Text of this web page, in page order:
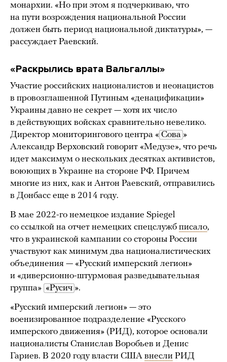
монархии. «Но при этом я подчеркиваю, что
на пути возрождения национальной России
должен быть период национальной диктатуры», —
рассуждает Раевский.
«Раскрылись врата Вальгаллы»
Участие российских националистов и неонацистов
в провозглашенной Путиным «денацификации»
Украины давно не секрет — хотя их число
в действующих войсках сравнительно невелико.
Директор мониторингового центра « Сова »
Александр Верховский говорит «Медузе», что речь
идет максимум о нескольких десятках активистов,
воюющих в Украине на стороне РФ. Причем
многие из них, как и Антон Раевский, отправились
в Донбасс еще в 2014 году.
В мае 2022-го немецкое издание Spiegel
со ссылкой на отчет немецких спецслужб писало,
что в украинской кампании со стороны России
участвуют как минимум два националистических
объединения — «Русский имперский легион»
и «диверсионно-штурмовая разведывательная
группа» «Русич ».
«Русский имперский легион» — это
военизированное подразделение «Русского
имперского движения» (РИД), которое основали
националисты Станислав Воробьев и Денис
Гариев. В 2020 году власти США внесли РИД